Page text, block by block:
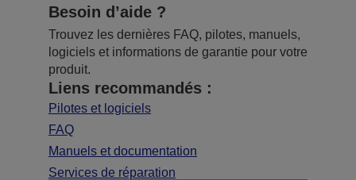
Besoin d’aide ?
Trouvez les dernières FAQ, pilotes, manuels,
logiciels et informations de garantie pour votre
produit.
Liens recommandés :
Pilotes et logiciels
FAQ
Manuels et documentation
Services de réparation